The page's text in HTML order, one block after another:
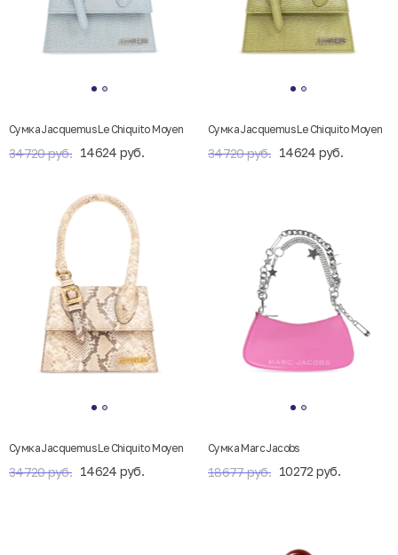
Сумка Jacquemus Le Chiquito Moyen
34720 руб. 14624 руб.
Сумка Jacquemus Le Chiquito Moyen
34720 руб. 14624 руб.
Сумка Jacquemus Le Chiquito Moyen
34720 руб. 14624 руб.
Сумка Marc Jacobs
18677 руб. 10272 руб.